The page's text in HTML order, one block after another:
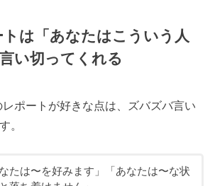
は「あなたはこういう人
い切ってくれる
ポートが好きな点は、ズバズバ言い
。
なたは〜を好みます」「あなたは〜な状